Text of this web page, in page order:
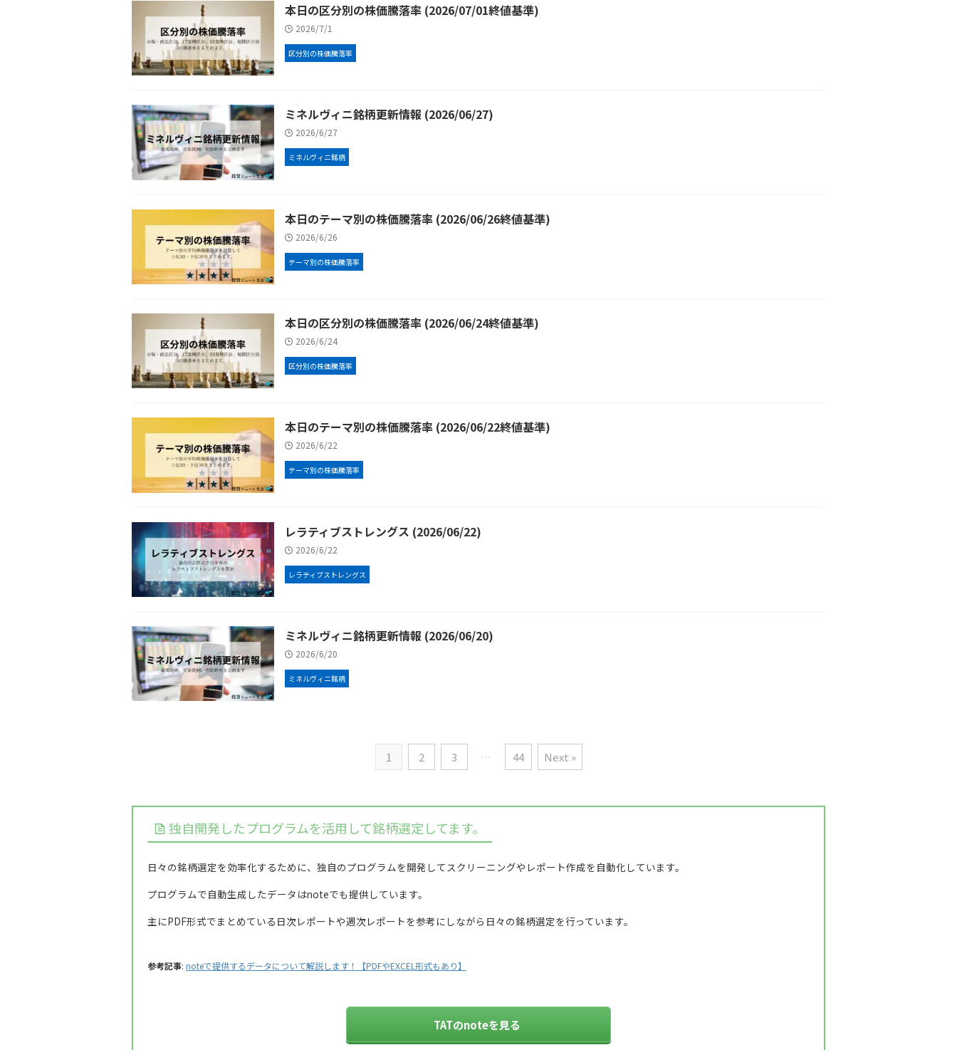
本日の区分別の株価騰落率 (2026/07/01終値基準)
2026/7/1
区分別の株価騰落率
ミネルヴィニ銘柄更新情報 (2026/06/27)
2026/6/27
ミネルヴィニ銘柄
本日のテーマ別の株価騰落率 (2026/06/26終値基準)
2026/6/26
テーマ別の株価騰落率
本日の区分別の株価騰落率 (2026/06/24終値基準)
2026/6/24
区分別の株価騰落率
本日のテーマ別の株価騰落率 (2026/06/22終値基準)
2026/6/22
テーマ別の株価騰落率
レラティブストレングス (2026/06/22)
2026/6/22
レラティブストレングス
ミネルヴィニ銘柄更新情報 (2026/06/20)
2026/6/20
ミネルヴィニ銘柄
1 2 3 … 44 Next »
独自開発したプログラムを活用して銘柄選定してます。
日々の銘柄選定を効率化するために、独自のプログラムを開発してスクリーニングやレポート作成を自動化しています。
プログラムで自動生成したデータはnoteでも提供しています。
主にPDF形式でまとめている日次レポートや週次レポートを参考にしながら日々の銘柄選定を行っています。
参考記事: noteで提供するデータについて解説します！【PDFやEXCEL形式もあり】
TATのnoteを見る